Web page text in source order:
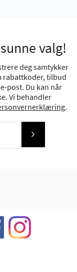
valg!
deg samtykker
rabattkoder, tilbud
post. Du kan når
Vi behandler
.